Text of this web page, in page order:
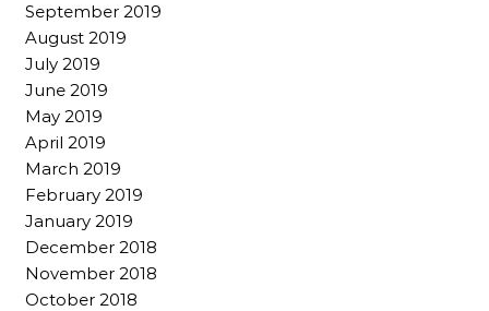
September 2019
August 2019
July 2019
June 2019
May 2019
April 2019
March 2019
February 2019
January 2019
December 2018
November 2018
October 2018